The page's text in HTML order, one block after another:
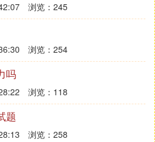
收自律公约（试行）》第二
导或逼迫债务人通过新增借
还逾期债务。
收自律公约（试行）》第二
用行政部门、
义开展催收。
浏览：245
浏览：254
吗
浏览：118
题
浏览：258